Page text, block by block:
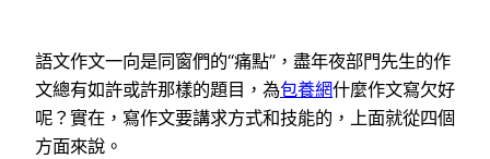
語文作文一向是同窗們的“痛點”，盡年夜部門先生的作
文總有如許或許那樣的題目，為包養網什麼作文寫欠好
呢？實在，寫作文要講求方式和技能的，上面就從四個
方面來說。